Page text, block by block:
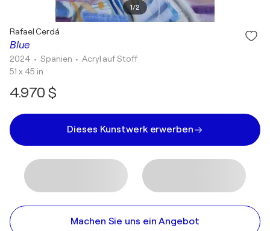
1/2
Blue
Rafael Cerdá
2024 • Spanien • Acryl auf Stoff
51 x 45 in
4.970 $
Dieses Kunstwerk erwerben
Machen Sie uns ein Angebot